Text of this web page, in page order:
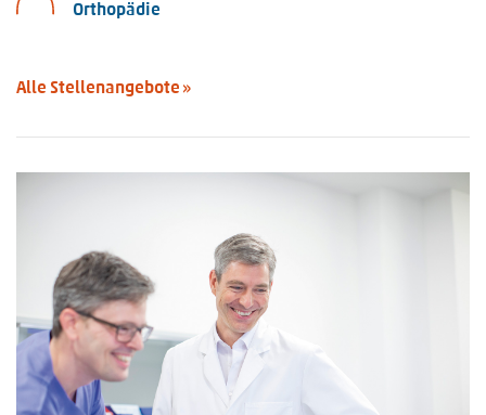
Orthopädie
Alle Stellenangebote »